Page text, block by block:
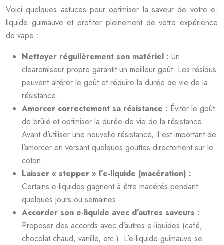
Voici quelques astuces pour optimiser la saveur de votre e-
liquide guimauve et profiter pleinement de votre expérience
de vape :
Nettoyer régulièrement son matériel : Un
clearomiseur propre garantit un meilleur goût. Les résidus
peuvent altérer le goût et réduire la durée de vie de la
résistance.
Amorcer correctement sa résistance : Éviter le goût
de brûlé et optimiser la durée de vie de la résistance.
Avant d’utiliser une nouvelle résistance, il est important de
l’amorcer en versant quelques gouttes directement sur le
coton.
Laisser « stepper » l’e-liquide (macération) :
Certains e-liquides gagnent à être macérés pendant
quelques jours ou semaines.
Accorder son e-liquide avec d’autres saveurs :
Proposer des accords avec d’autres e-liquides (café,
chocolat chaud, vanille, etc.). L’e-liquide guimauve se